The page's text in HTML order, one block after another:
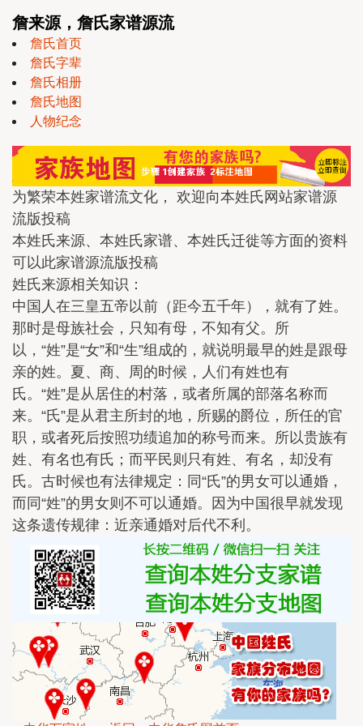
詹来源，詹氏家谱源流
詹氏首页
詹氏字辈
詹氏相册
詹氏地图
人物纪念
为繁荣本姓家谱流文化， 欢迎向本姓氏网站家谱源
流版投稿
本姓氏来源、本姓氏家谱、本姓氏迁徙等方面的资料
可以此家谱源流版投稿
姓氏来源相关知识：
中国人在三皇五帝以前（距今五千年），就有了姓。
那时是母族社会，只知有母，不知有父。所
以，“姓”是“女”和“生”组成的，就说明最早的姓是跟母
亲的姓。夏、商、周的时候，人们有姓也有
氏。“姓”是从居住的村落，或者所属的部落名称而
来。“氏”是从君主所封的地，所赐的爵位，所任的官
职，或者死后按照功绩追加的称号而来。所以贵族有
姓、有名也有氏；而平民则只有姓、有名，却没有
氏。古时候也有法律规定：同“氏”的男女可以通婚，
而同“姓”的男女则不可以通婚。因为中国很早就发现
这条遗传规律：近亲通婚对后代不利。